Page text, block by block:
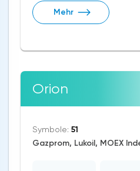
Mehr
Orion
Symbole: 51